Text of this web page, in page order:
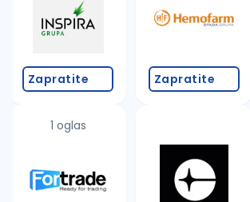
Zapratite
1 oglas
Zapratite